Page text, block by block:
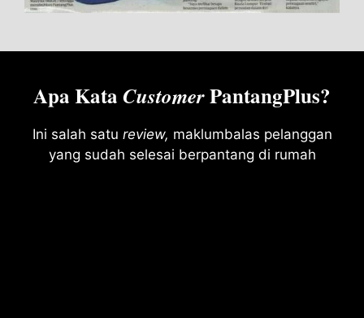
Apa Kata CustomerPantangPlus?
Ini salah satu review, maklumbalas pelanggan
yang sudah selesai berpantang di rumah